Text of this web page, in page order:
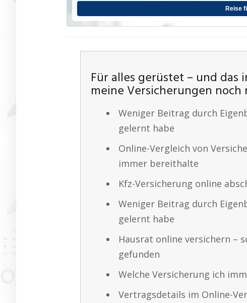
Reise
Für alles gerüstet – und das
meine Versicherungen noch
Weniger Beitrag durch
gelernt habe
Online-Vergleich von
immer bereithalte
Kfz-Versicherung online
Weniger Beitrag durch
gelernt habe
Hausrat online versichern –
gefunden
Welche Versicherung ich
Vertragsdetails im Online-